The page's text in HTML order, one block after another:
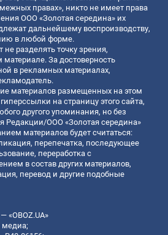
правах», никто не имеет права
ООО «Золотая середина» их
дальнейшему воспроизводству,
в любой форме.
не разделять точку зрения,
За достоверность
в рекламных материалах,
материалов размещенных на этом
на страницу этого сайта,
другого упоминания, но без
Редакции/ООО «Золотая середина»
материалов будет считаться:
перепечатка, последующее
переработка с
в состав других материалов,
перевод и другие подобные
«OBOZ.UA»
медиа;